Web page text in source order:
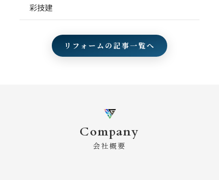
彩技建
リフォームの記事一覧へ
Company
会社概要